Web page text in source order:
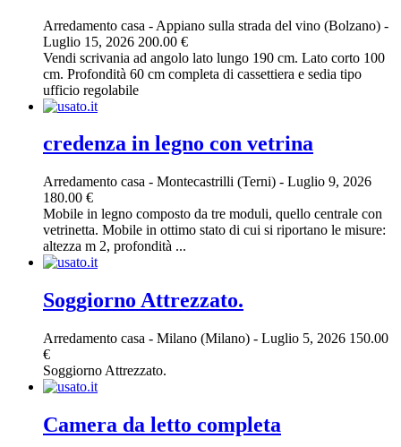
Arredamento casa - Appiano sulla strada del vino (Bolzano) -
Luglio 15, 2026 200.00 €
Vendi scrivania ad angolo lato lungo 190 cm. Lato corto 100
cm. Profondità 60 cm completa di cassettiera e sedia tipo
ufficio regolabile
credenza in legno con vetrina
Arredamento casa - Montecastrilli (Terni) - Luglio 9, 2026
180.00 €
Mobile in legno composto da tre moduli, quello centrale con
vetrinetta. Mobile in ottimo stato di cui si riportano le misure:
altezza m 2, profondità ...
Soggiorno Attrezzato.
Arredamento casa - Milano (Milano) - Luglio 5, 2026 150.00
€
Soggiorno Attrezzato.
Camera da letto completa